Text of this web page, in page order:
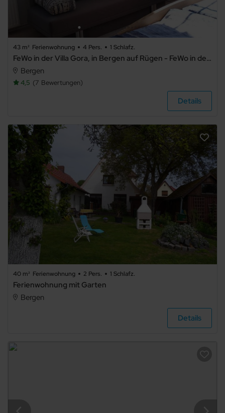
43 m² Ferienwohnung 4 Pers. 1 Schlafz.
FeWo in der Villa Gora, in Bergen auf Rügen - FeWo in der Villa Gora
Bergen
4,5 7 Bewertungen
Details
40 m² Ferienwohnung 2 Pers. 1 Schlafz.
Ferienwohnung mit Garten
Bergen
Details